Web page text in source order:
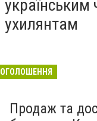
українським
ухилянтам
ОГОЛОШЕННЯ
Продаж та